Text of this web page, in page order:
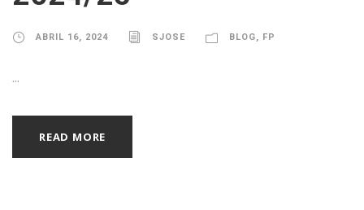
ABRIL 16, 2024 SJOSE BLOG FP
...
READ MORE